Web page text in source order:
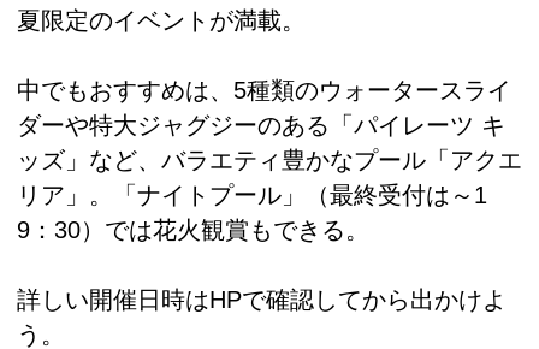
夏限定のイベントが満載。
中でもおすすめは、5種類のウォータースライ
ダーや特大ジャグジーのある「パイレーツ キ
ッズ」など、バラエティ豊かなプール「アクエ
リア」。「ナイトプール」（最終受付は～1
9：30）では花火観賞もできる。
詳しい開催日時はHPで確認してから出かけよ
う。